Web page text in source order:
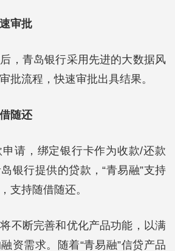
审批
，青岛银行采用先进的大数据风
批流程，快速审批出具结果。
随还
请，绑定银行卡作为收款/还款
银行提供的贷款，“青易融”支持
支持随借随还。
不断完善和优化产品功能，以满
资需求。随着“青易融”信贷产品